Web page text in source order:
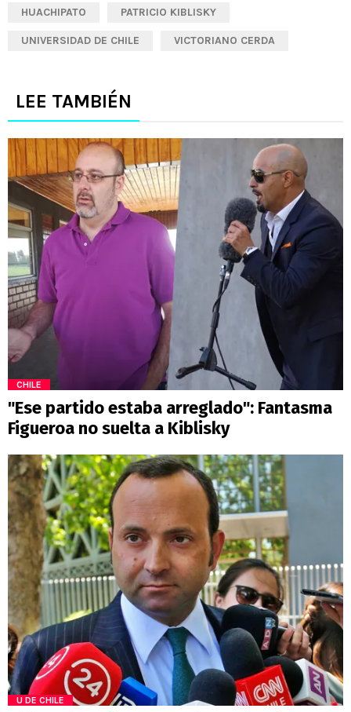
HUACHIPATO PATRICIO KIBLISKY
UNIVERSIDAD DE CHILE VICTORIANO CERDA
LEE TAMBIÉN
CHILE
"Ese partido estaba arreglado": Fantasma
Figueroa no suelta a Kiblisky
U DE CHILE